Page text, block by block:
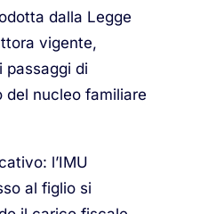
dalla Legge
vigente,
passaggi di
del nucleo familiare
l’IMU
al figlio si